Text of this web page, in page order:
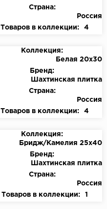
Страна:
Россия
Товаров в коллекции:
4
Коллекция:
Белая 20х30
Бренд:
Шахтинская плитка
Страна:
Россия
Товаров в коллекции:
4
Коллекция:
Бридж/Камелия 25х40
Бренд:
Шахтинская плитка
Страна:
Россия
Товаров в коллекции:
1